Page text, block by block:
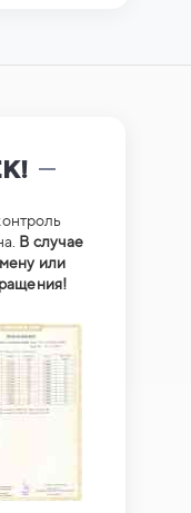
В случае
или